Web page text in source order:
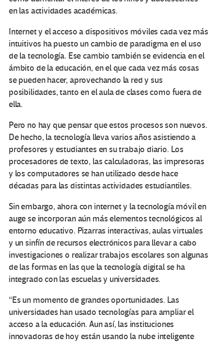
en las actividades académicas.
Internet y el acceso a dispositivos móviles cada vez más
intuitivos ha puesto un cambio de paradigma en el uso
de la tecnología. Ese cambio también se evidencia en el
ámbito de la educación, en el que cada vez más cosas
se pueden hacer, aprovechando la red y sus
posibilidades, tanto en el aula de clases como fuera de
ella.
Pero no hay que pensar que estos procesos son nuevos.
De hecho, la tecnología lleva varios años asistiendo a
profesores y estudiantes en su trabajo diario. Los
procesadores de texto, las calculadoras, las impresoras
y los computadores se han utilizado desde hace
décadas para las distintas actividades estudiantiles.
Sin embargo, ahora con internet y la tecnología móvil en
auge se incorporan aún más elementos tecnológicos al
entorno educativo. Pizarras interactivas, aulas virtuales
y un sinfín de recursos electrónicos para llevar a cabo
investigaciones o realizar trabajos escolares son algunas
de las formas en las que la tecnología digital se ha
integrado con las escuelas y universidades.
“Es un momento de grandes oportunidades. Las
universidades han usado tecnologías para ampliar el
acceso a la educación. Aun así, las instituciones
innovadoras de hoy están usando la nube inteligente